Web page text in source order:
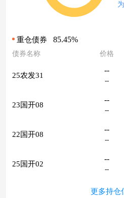
重仓债券 85.45%
债券名称
价格
25农发31
--
--
23国开08
--
--
22国开08
--
--
25国开02
--
--
更多持仓